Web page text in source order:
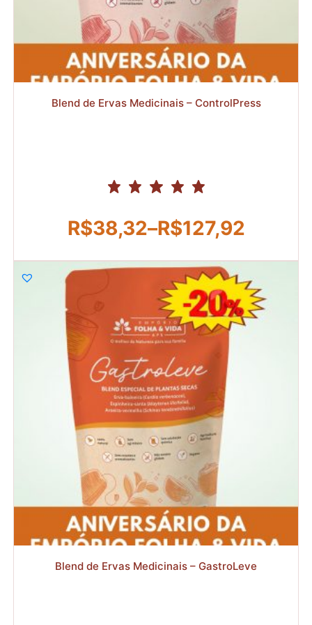
Blend de Ervas Medicinais – ControlPress
R$38,32–R$127,92
Faixa
de
preço:
R$38,32
através
R$127,92
R$
R$
Blend de Ervas Medicinais – GastroLeve
R$
R$